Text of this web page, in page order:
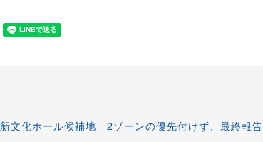
新文化ホール候補地 2ゾーンの優先付けず、最終報